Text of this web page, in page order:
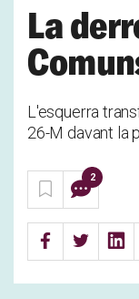
La
L'esquerra
26-M davant la
2